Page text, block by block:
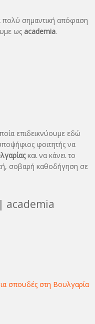
πολύ σημαντική απόφαση
ως academia.
επιδεικνύουμε εδώ
φοιτητής να
και να κάνει το
σοβαρή καθοδήγηση σε
academia
σπουδές στη Βουλγαρία